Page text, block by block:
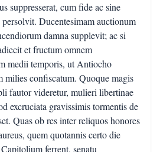
suppresserat, cum fide ac sine
persolvit. Ducentesimam auctionum
damna supplevit; ac si
et fructum omnem
medii temporis, ut Antiocho
milies confiscatum. Quoque magis
fautor videretur, mulieri libertinae
excruciata gravissimis tormentis de
Quas ob res inter reliquos honores
quem quotannis certo die
ferrent, senatu